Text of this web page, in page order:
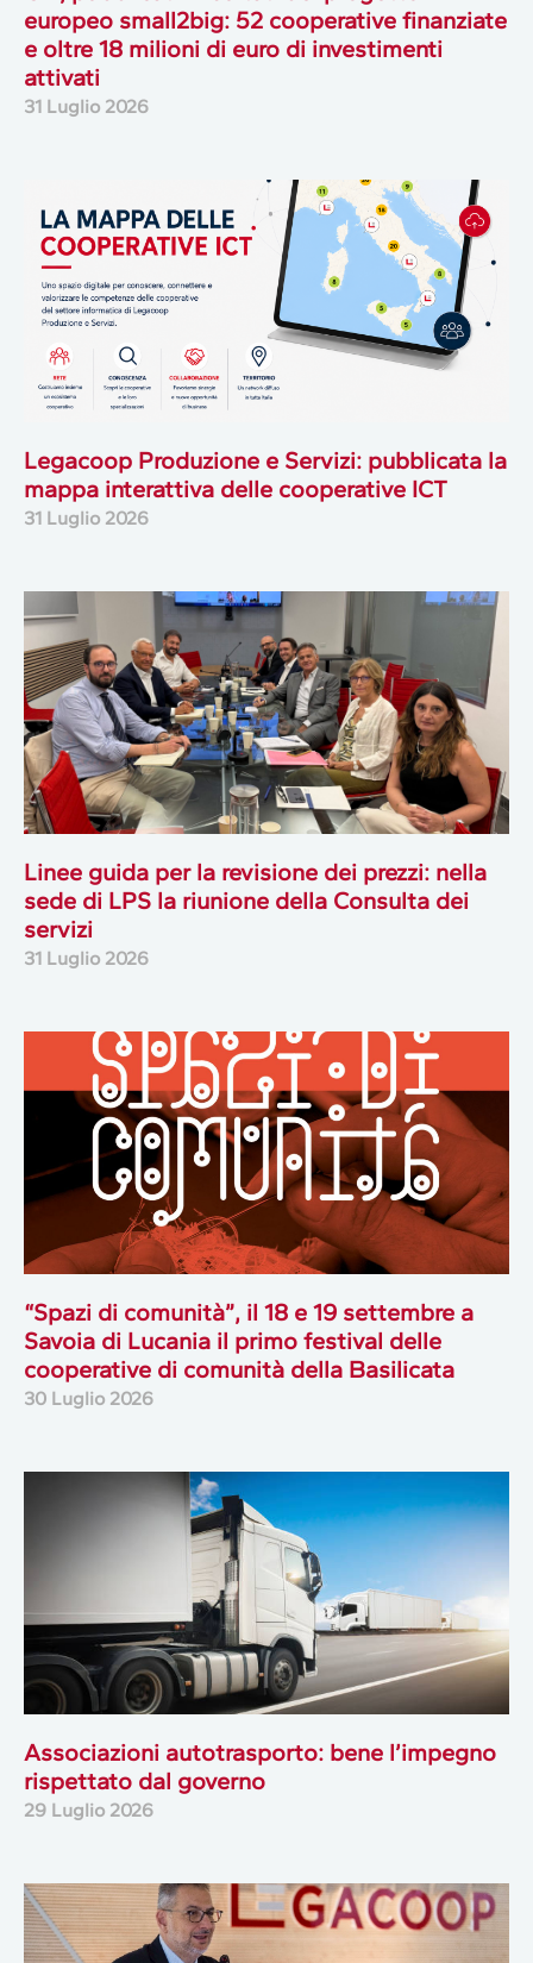
europeo small2big: 52 cooperative finanziate
e oltre 18 milioni di euro di investimenti
attivati
31 Luglio 2026
Legacoop Produzione e Servizi: pubblicata la
mappa interattiva delle cooperative ICT
31 Luglio 2026
Linee guida per la revisione dei prezzi: nella
sede di LPS la riunione della Consulta dei
servizi
31 Luglio 2026
“Spazi di comunità”, il 18 e 19 settembre a
Savoia di Lucania il primo festival delle
cooperative di comunità della Basilicata
30 Luglio 2026
Associazioni autotrasporto: bene l’impegno
rispettato dal governo
29 Luglio 2026